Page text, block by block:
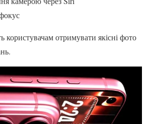
користувачам отримувати якісні фото